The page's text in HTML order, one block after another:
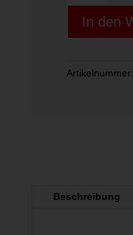
In den
Artikelnummer:
Beschreibung